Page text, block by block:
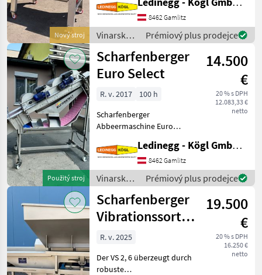
Nový stroj
herausragendem Preis-
Leistungs-Verhältnis
Beschreibung: Der
Enoveneta Rebler ist eine
hochwertige
Abbeermaschine,
8462 Gamlitz
Vinarské
stroje /
Sonstige
Prémiový plus prodejce
Použitý stroj
Scharfenberger
Euro Select
14.500
€
20 % s DPH
12.083,33 €
netto
R. v. 2017
100 h
Scharfenberger
Abbeermaschine Euro
Abbeeren, komplett aus
Edelstahl Beschreibung: Die
Scharfenberger Euro Select
wurde für ein besonders
Ledinegg - Kögl GmbH - Obst- und Weinbautechnik
8462 Gamlitz
Vinarské
stroje /
Scharfenberger
Prémiový plus prodejce
Scharfenberger
Vibrationssortiertisch
VS 2,6
19.500
€
20 % s DPH
16.250 €
netto
R. v. 2025
Der VS 2, 6 überzeugt durch
robuste